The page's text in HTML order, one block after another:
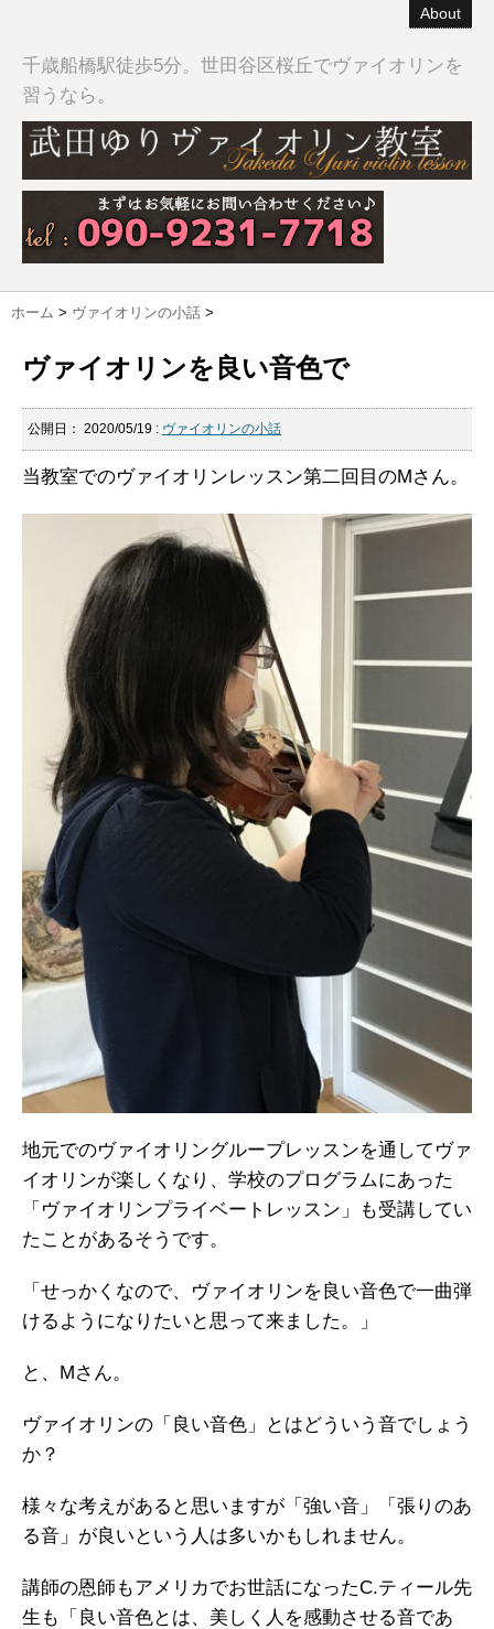
About
千歳船橋駅徒歩5分。世田谷区桜丘でヴァイオリンを
習うなら。
ホーム > ヴァイオリンの小話 >
ヴァイオリンを良い音色で
公開日： 2020/05/19 : ヴァイオリンの小話
当教室でのヴァイオリンレッスン第二回目のMさん。
地元でのヴァイオリングループレッスンを通してヴァ
イオリンが楽しくなり、学校のプログラムにあった
「ヴァイオリンプライベートレッスン」も受講してい
たことがあるそうです。
「せっかくなので、ヴァイオリンを良い音色で一曲弾
けるようになりたいと思って来ました。」
と、Mさん。
ヴァイオリンの「良い音色」とはどういう音でしょう
か？
様々な考えがあると思いますが「強い音」「張りのあ
る音」が良いという人は多いかもしれません。
講師の恩師もアメリカでお世話になったC.ティール先
生も「良い音色とは、美しく人を感動させる音であ